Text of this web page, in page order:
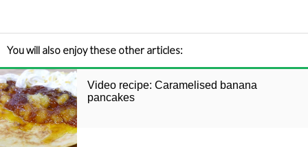
You will also enjoy these other articles:
Video recipe: Caramelised banana
pancakes